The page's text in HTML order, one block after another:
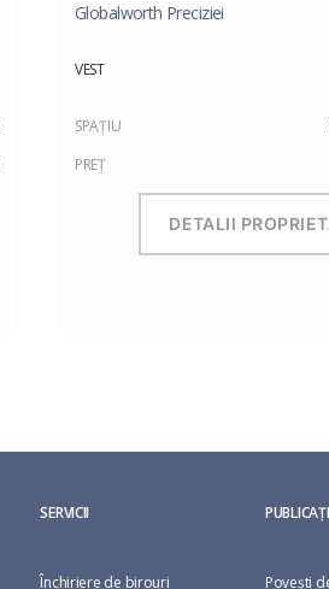
Globalworth Preciziei
VEST
SPAŢIU
PREŢ
DETALII
SERVICII
Închiriere de birouri Povești